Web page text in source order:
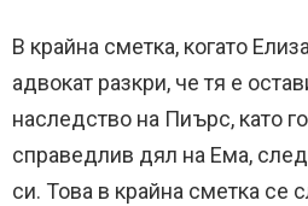
В крайна сметка, когато
адвокат разкри, че тя е
наследство на Пиърс, като
справедлив дял на Ема,
си. Това в крайна сметка се